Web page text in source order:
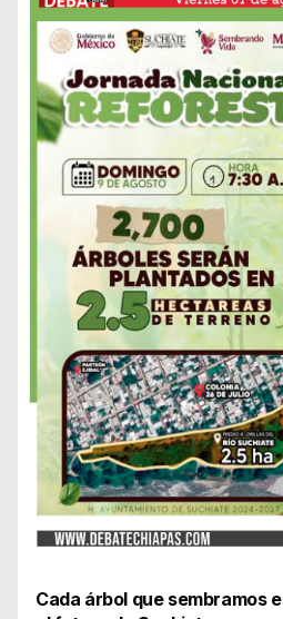
Cada árbol que sembramos